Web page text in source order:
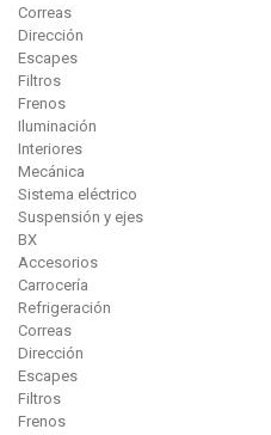
Correas
Dirección
Escapes
Filtros
Frenos
Iluminación
Interiores
Mecánica
Sistema eléctrico
Suspensión y ejes
BX
Accesorios
Carrocería
Refrigeración
Correas
Dirección
Escapes
Filtros
Frenos